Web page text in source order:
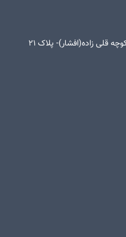
قلی زاده(افشار)- پلاک ۲۱